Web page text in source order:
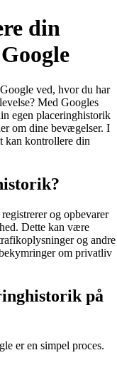
din
ved, hvor du har
Med Googles
egen placeringhistorik
om dine bevægelser. I
kan kontrollere din
og opbevarer
Dette kan være
og andre
om privatliv
på
er en simpel proces.